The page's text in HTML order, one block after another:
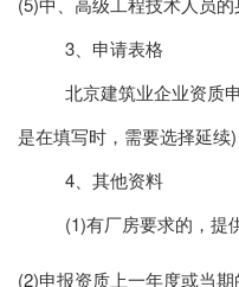
3、申请表格
北京建筑业企业资质
是在填写时，需要选择延续)
4、其他资料
(1)有厂房要求的，提
(2)申报资质上一年度或当